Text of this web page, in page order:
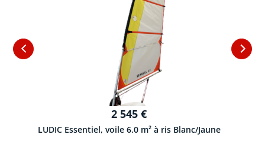
2 545€
LUDIC Essentiel, voile 6.0 m² à ris Blanc/Jaune